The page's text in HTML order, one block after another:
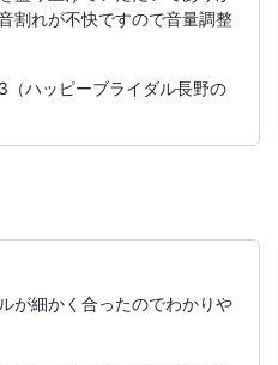
割れが不快ですので音量調整
ハッピーブライダル長野の
が細かく合ったのでわかりや